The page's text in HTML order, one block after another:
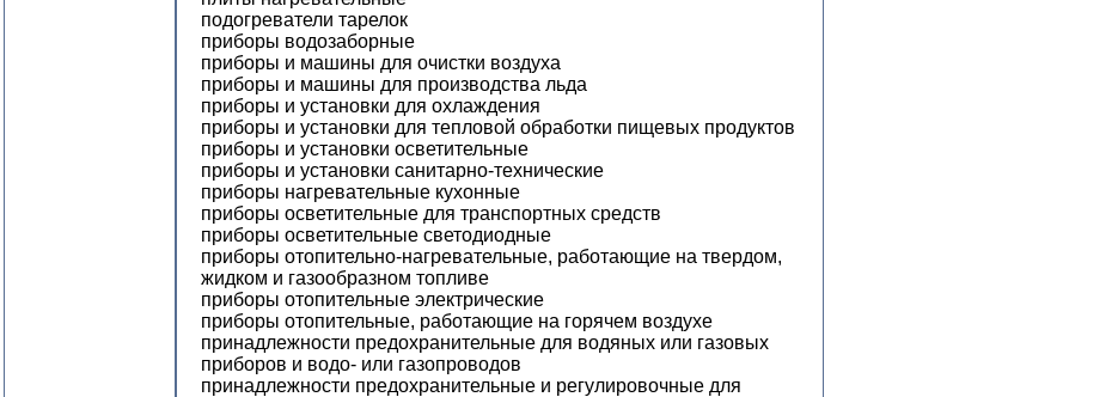
подогреватели тарелок
приборы водозаборные
приборы и машины для очистки воздуха
приборы и машины для производства льда
приборы и установки для охлаждения
приборы и установки для тепловой обработки пищевых продуктов
приборы и установки осветительные
приборы и установки санитарно-технические
приборы нагревательные кухонные
приборы осветительные для транспортных средств
приборы осветительные светодиодные
приборы отопительно-нагревательные, работающие на твердом,
жидком и газообразном топливе
приборы отопительные электрические
приборы отопительные, работающие на горячем воздухе
принадлежности предохранительные для водяных или газовых
приборов и водо- или газопроводов
принадлежности предохранительные и регулировочные для